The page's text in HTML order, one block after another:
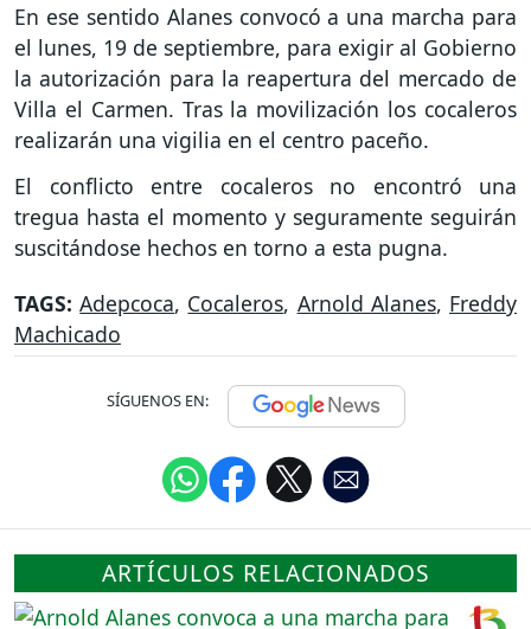
En ese sentido Alanes convocó a una marcha para
el lunes, 19 de septiembre, para exigir al Gobierno
la autorización para la reapertura del mercado de
Villa el Carmen. Tras la movilización los cocaleros
realizarán una vigilia en el centro paceño.
El conflicto entre cocaleros no encontró una
tregua hasta el momento y seguramente seguirán
suscitándose hechos en torno a esta pugna.
TAGS:Adepcoca, Cocaleros, Arnold Alanes, Freddy
Machicado
SÍGUENOS EN:
ARTÍCULOS RELACIONADOS